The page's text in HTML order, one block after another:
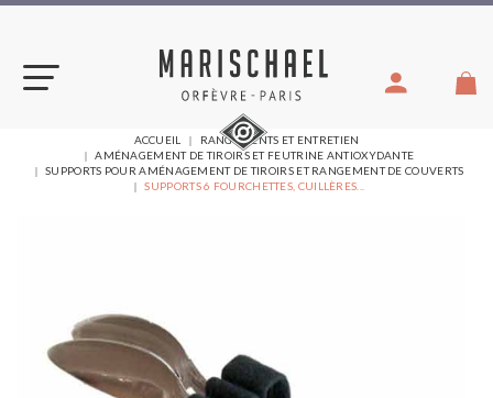
Aller
VOUS
ÊTES
ICI :
ACCUEIL
RANGEMENTS ET ENTRETIEN
AMÉNAGEMENT DE TIROIRS ET FEUTRINE ANTIOXYDANTE
SUPPORTS POUR AMÉNAGEMENT DE TIROIRS ET RANGEMENT DE COUVERTS
SUPPORTS 6 FOURCHETTES, CUILLÈRES...